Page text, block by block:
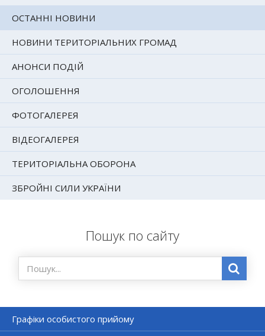
ОСТАННІ НОВИНИ
НОВИНИ ТЕРИТОРІАЛЬНИХ ГРОМАД
АНОНСИ ПОДІЙ
ОГОЛОШЕННЯ
ФОТОГАЛЕРЕЯ
ВІДЕОГАЛЕРЕЯ
ТЕРИТОРІАЛЬНА ОБОРОНА
ЗБРОЙНІ СИЛИ УКРАЇНИ
Пошук по сайту
Графіки особистого прийому